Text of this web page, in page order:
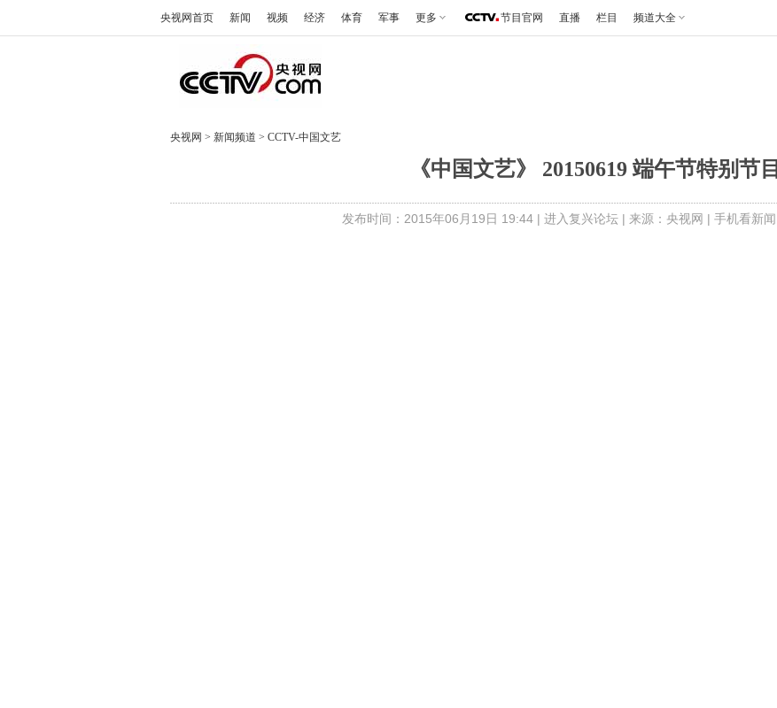
央视网首页 新闻 视频 经济 体育 军事 更多 节目官网 直播 栏目 频道大全
央视网 > 新闻频道 > CCTV-中国文艺
《中国文艺》 20150619 端午节特别节目
发布时间：2015年06月19日 19:44 | 进入复兴论坛 | 来源：央视网 | 手机看新闻